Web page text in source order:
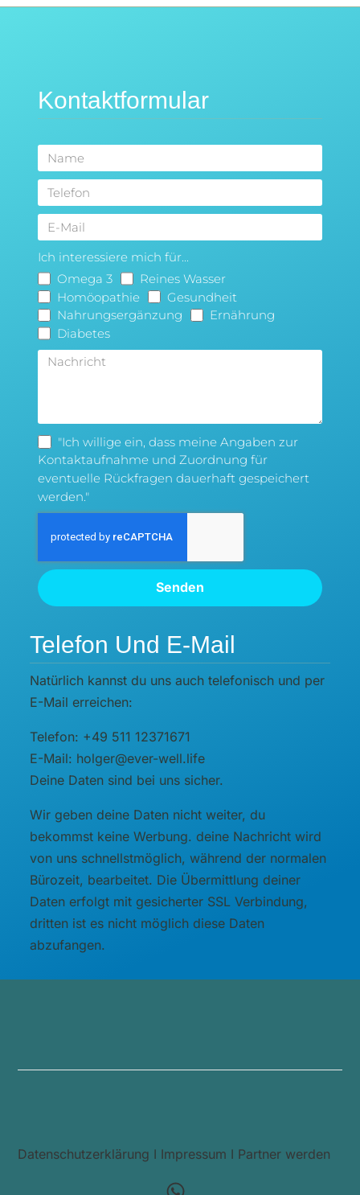
Kontaktformular
Ich interessiere mich für...
Omega 3
Reines Wasser
Homöopathie
Gesundheit
Nahrungsergänzung
Ernährung
Diabetes
"Ich willige ein, dass meine Angaben zur
Kontaktaufnahme und Zuordnung für
eventuelle Rückfragen dauerhaft gespeichert
werden."
Senden
Telefon Und E-Mail
Natürlich kannst du uns auch telefonisch und per
E-Mail erreichen:
Telefon: +49 511 12371671
E-Mail: holger@ever-well.life
Deine Daten sind bei uns sicher.
Wir geben deine Daten nicht weiter, du
bekommst keine Werbung. deine Nachricht wird
von uns schnellstmöglich, während der normalen
Bürozeit, bearbeitet. Die Übermittlung deiner
Daten erfolgt mit gesicherter SSL Verbindung,
dritten ist es nicht möglich diese Daten
abzufangen.
Datenschutzerklärung I Impressum I Partner werden